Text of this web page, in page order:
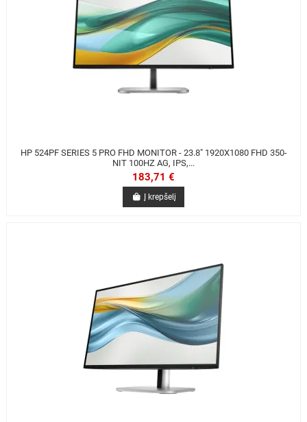
HP 524PF SERIES 5 PRO FHD MONITOR - 23.8" 1920X1080 FHD 350-
NIT 100HZ AG, IPS,...
183,71 €
Į krepšelį